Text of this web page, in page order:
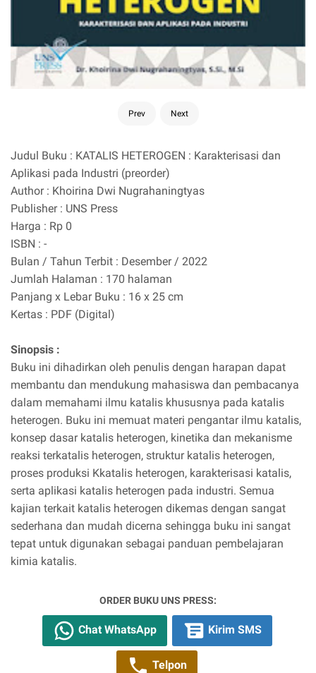
Prev Next
Judul Buku : KATALIS HETEROGEN : Karakterisasi dan
Aplikasi pada Industri (preorder)
Author : Khoirina Dwi Nugrahaningtyas
Publisher : UNS Press
Harga : Rp 0
ISBN : -
Bulan / Tahun Terbit : Desember / 2022
Jumlah Halaman : 170 halaman
Panjang x Lebar Buku : 16 x 25 cm
Kertas : PDF (Digital)
Sinopsis :
Buku ini dihadirkan oleh penulis dengan harapan dapat
membantu dan mendukung mahasiswa dan pembacanya
dalam memahami ilmu katalis khususnya pada katalis
heterogen. Buku ini memuat materi pengantar ilmu katalis,
konsep dasar katalis heterogen, kinetika dan mekanisme
reaksi terkatalis heterogen, struktur katalis heterogen,
proses produksi Kkatalis heterogen, karakterisasi katalis,
serta aplikasi katalis heterogen pada industri. Semua
kajian terkait katalis heterogen dikemas dengan sangat
sederhana dan mudah dicerna sehingga buku ini sangat
tepat untuk digunakan sebagai panduan pembelajaran
kimia katalis.
ORDER BUKU UNS PRESS:
Chat WhatsApp Kirim SMS
Telpon